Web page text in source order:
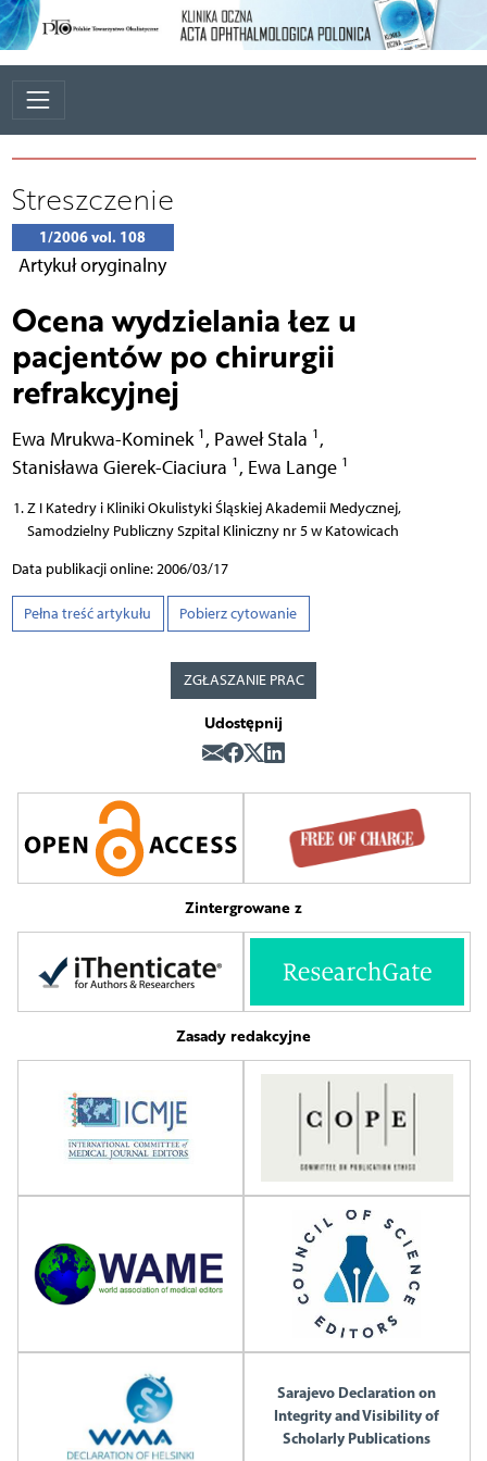
Streszczenie
1/2006 vol. 108
Artykuł oryginalny
Ocena wydzielania łez u
pacjentów po chirurgii
refrakcyjnej
Ewa Mrukwa-Kominek 1 , Paweł Stala 1 ,
Stanisława Gierek-Ciaciura 1 , Ewa Lange 1
Z I Katedry i Kliniki Okulistyki Śląskiej Akademii Medycznej,
Samodzielny Publiczny Szpital Kliniczny nr 5 w Katowicach
Data publikacji online: 2006/03/17
Pełna treść artykułu Pobierz cytowanie
ZGŁASZANIE PRAC
Udostępnij
Zintergrowane z
Zasady redakcyjne
Sarajevo Declaration on
Integrity and Visibility of
Scholarly Publications